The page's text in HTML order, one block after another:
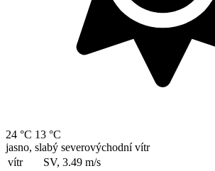
24 °C 13 °C
jasno, slabý severovýchodní vítr
vítr
SV, 3.49 m/s